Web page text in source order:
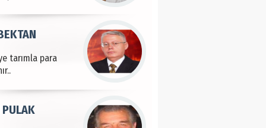
tarımla para
PULAK